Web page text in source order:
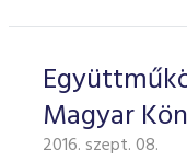
Magyar
2016. szept. 08.